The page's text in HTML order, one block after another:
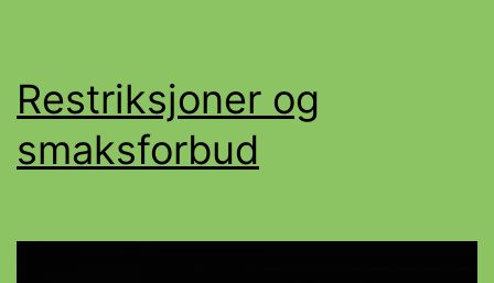
Restriksjoner og
smaksforbud